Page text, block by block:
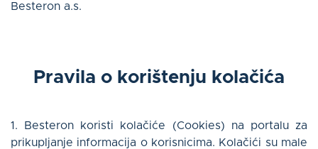
Hrvatski
Prijaviti se
Besteron a.s.
Pravila o korištenju kolačića
1. Besteron koristi kolačiće (Cookies) na portalu za
prikupljanje informacija o korisnicima. Kolačići su male